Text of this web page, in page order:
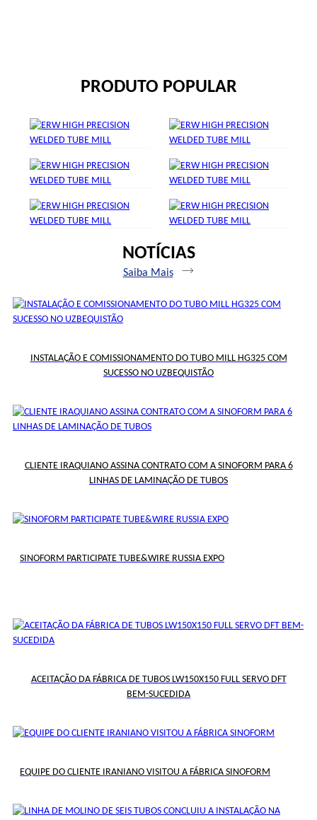
PRODUTO POPULAR
LINHA DE TUBO SOLDADO
DE ALTA PRECISÃO ERW
Saiba Mais
TECNOLOGIA DE
FORMAÇÃO DE TUBO
LINHA DE TUBO DE
TECNOLOGIA DE
TECNOLOGIA DE TROCA
RÁPIDA DE ROLO
SERRA DE CORTE RÁPIDO
EMBALAGEM DE TUBOS
NOTÍCIAS
Saiba Mais
INSTALAÇÃO E COMISSIONAMENTO DO TUBO MILL HG325 COM
SUCESSO NO UZBEQUISTÃO
CLIENTE IRAQUIANO ASSINA CONTRATO COM A SINOFORM PARA 6
LINHAS DE LAMINAÇÃO DE TUBOS
SINOFORM PARTICIPATE TUBE&WIRE RUSSIA EXPO
ACEITAÇÃO DA FÁBRICA DE TUBOS LW150X150 FULL SERVO DFT
BEM-SUCEDIDA
EQUIPE DO CLIENTE IRANIANO VISITOU A FÁBRICA SINOFORM